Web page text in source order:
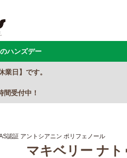
ハンズデー
日】です。
間受付中！
認証 アントシアニン ポリフェノール
マキベリー ナト